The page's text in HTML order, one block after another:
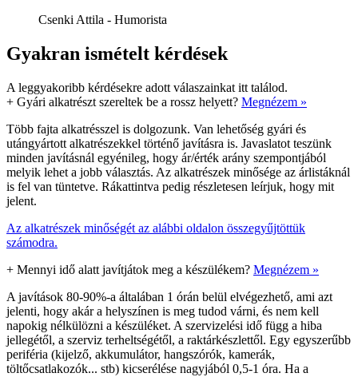
Csenki Attila - Humorista
Gyakran ismételt kérdések
A leggyakoribb kérdésekre adott válaszainkat itt találod.
+ Gyári alkatrészt szereltek be a rossz helyett? Megnézem »
Több fajta alkatrésszel is dolgozunk. Van lehetőség gyári és
utángyártott alkatrészekkel történő javításra is. Javaslatot teszünk
minden javításnál egyénileg, hogy ár/érték arány szempontjából
melyik lehet a jobb választás. Az alkatrészek minősége az árlistáknál
is fel van tüntetve. Rákattintva pedig részletesen leírjuk, hogy mit
jelent.
Az alkatrészek minőségét az alábbi oldalon összegyűjtöttük
számodra.
+ Mennyi idő alatt javítjátok meg a készülékem? Megnézem »
A javítások 80-90%-a általában 1 órán belül elvégezhető, ami azt
jelenti, hogy akár a helyszínen is meg tudod várni, és nem kell
napokig nélkülözni a készüléket. A szervizelési idő függ a hiba
jellegétől, a szerviz terheltségétől, a raktárkészlettől. Egy egyszerűbb
periféria (kijelző, akkumulátor, hangszórók, kamerák,
töltőcsatlakozók... stb) kicserélése nagyjából 0,5-1 óra. Ha a